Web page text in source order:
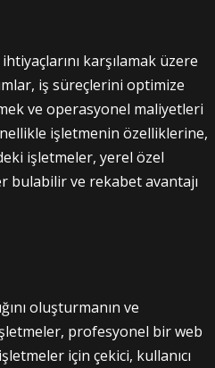
karşılamak üzere
iş süreçlerini optimize
ve operasyonel maliyetleri
işletmenin özelliklerine,
işletmeler, yerel özel
bulabilir ve rekabet avantajı
oluşturmanın ve
profesyonel bir web
için çekici, kullanıcı